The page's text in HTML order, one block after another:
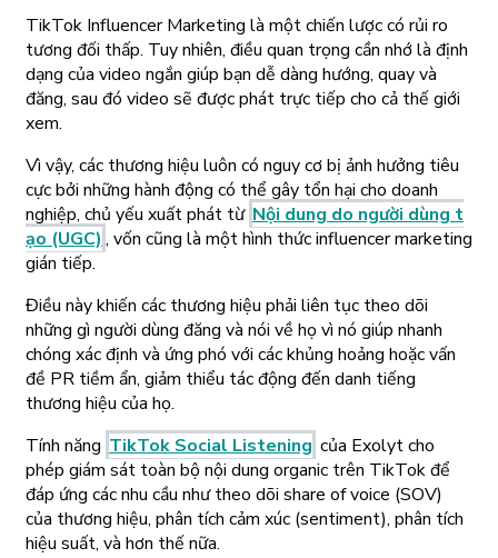
TikTok Influencer Marketing là một chiến lược có rủi ro
tương đối thấp. Tuy nhiên, điều quan trọng cần nhớ là định
dạng của video ngắn giúp bạn dễ dàng hướng, quay và
đăng, sau đó video sẽ được phát trực tiếp cho cả thế giới
xem.
Vì vậy, các thương hiệu luôn có nguy cơ bị ảnh hưởng tiêu
cực bởi những hành động có thể gây tổn hại cho doanh
nghiệp, chủ yếu xuất phát từ Nội dung do người dùng t
ạo (UGC) , vốn cũng là một hình thức influencer marketing
gián tiếp.
Điều này khiến các thương hiệu phải liên tục theo dõi
những gì người dùng đăng và nói về họ vì nó giúp nhanh
chóng xác định và ứng phó với các khủng hoảng hoặc vấn
đề PR tiềm ẩn, giảm thiểu tác động đến danh tiếng
thương hiệu của họ.
Tính năng TikTok Social Listening của Exolyt cho
phép giám sát toàn bộ nội dung organic trên TikTok để
đáp ứng các nhu cầu như theo dõi share of voice (SOV)
của thương hiệu, phân tích cảm xúc (sentiment), phân tích
hiệu suất, và hơn thế nữa.